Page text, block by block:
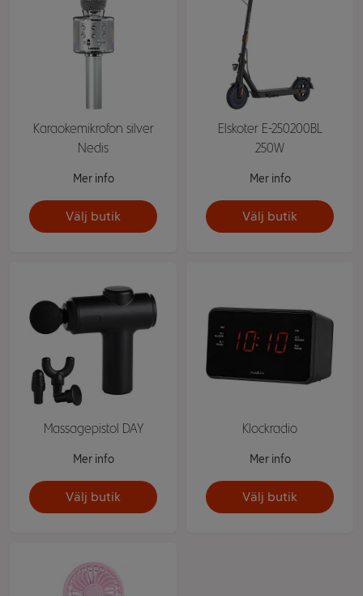
Karaokemikrofon silver
Nedis
Mer info
Välj butik
Elskoter E-250200BL
250W
Mer info
Välj butik
Massagepistol DAY
Mer info
Välj butik
Klockradio
Mer info
Välj butik